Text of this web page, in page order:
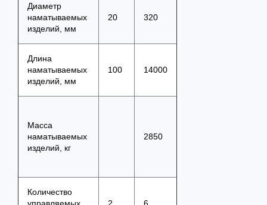
Диаметр
наматываемых
изделий, мм
20 320
Длина
наматываемых
изделий, мм
100 14000
Масса
наматываемых
изделий, кг
2850
Количество